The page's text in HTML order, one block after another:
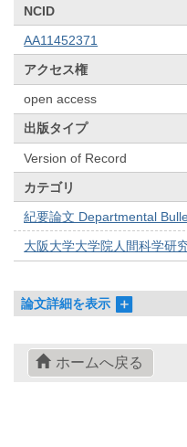
NCID
AA11452371
アクセス権
open access
出版タイプ
Version of Record
カテゴリ
紀要論文 Departmental
大阪大学大学院人間科学研
論文詳細を表示
ホームへ戻る